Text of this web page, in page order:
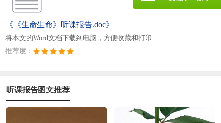
《《生命生命》听课报告.doc》
将本文的Word文档下载到电脑，方便收藏和打印
推荐度：
听课报告图文推荐